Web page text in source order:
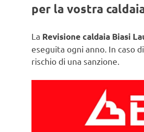
per la vostra
La Revisione caldaia Biasi
eseguita ogni anno. In caso
rischio di una sanzione.